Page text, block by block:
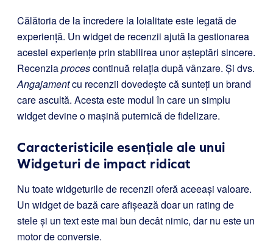
Călătoria de la încredere la loialitate este legată de
experiență. Un widget de recenzii ajută la gestionarea
acestei experiențe prin stabilirea unor așteptări sincere.
Recenziaprocescontinuă relația după vânzare. Și dvs.
Angajamentcu recenzii dovedește că sunteți un brand
care ascultă. Acesta este modul în care un simplu
widget devine o mașină puternică de fidelizare.
Caracteristicile esențiale ale unui
Widgeturi de impact ridicat
Nu toate widgeturile de recenzii oferă aceeași valoare.
Un widget de bază care afișează doar un rating de
stele și un text este mai bun decât nimic, dar nu este un
motor de conversie.